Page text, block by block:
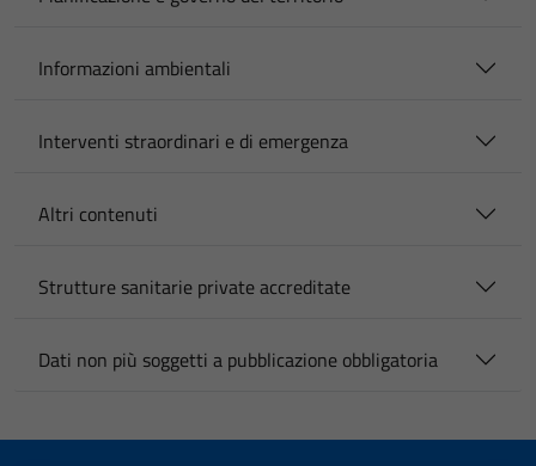
Informazioni ambientali
Interventi straordinari e di emergenza
Altri contenuti
Strutture sanitarie private accreditate
Dati non più soggetti a pubblicazione obbligatoria